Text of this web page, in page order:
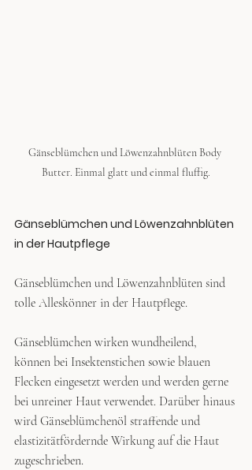
Gänseblümchen und Löwenzahnblüten Body
Butter. Einmal glatt und einmal fluffig.
Gänseblümchen und Löwenzahnblüten
in der Hautpflege
Gänseblümchen und Löwenzahnblüten sind
tolle Alleskönner in der Hautpflege.
Gänseblümchen wirken wundheilend,
können bei Insektenstichen sowie blauen
Flecken eingesetzt werden und werden gerne
bei unreiner Haut verwendet. Darüber hinaus
wird Gänseblümchenöl straffende und
elastizitätfördernde Wirkung auf die Haut
zugeschrieben.